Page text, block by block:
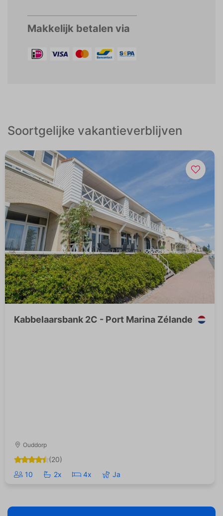
Makkelijk betalen via
Soortgelijke vakantieverblijven
Kabbelaarsbank 2C - Port Marina Zélande
Ouddorp
(20)
10
2x 4x Ja